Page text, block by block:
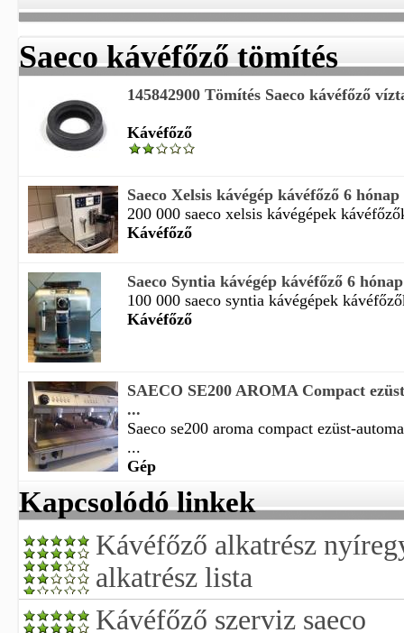
Saeco kávéfőző tömítés
145842900 Tömítés Saeco kávéfőző
Kávéfőző
Saeco Xelsis kávégép kávéfőző 6
200 000 saeco xelsis kávégépek
Kávéfőző
Saeco Syntia kávégép kávéfőző 6
100 000 saeco syntia kávégépek
Kávéfőző
SAECO SE200 AROMA Compact
...
Saeco se200 aroma compact ezüst-
...
Gép
Kapcsolódó linkek
Kávéfőző alkatrész
alkatrész lista
Kávéfőző szerviz saeco